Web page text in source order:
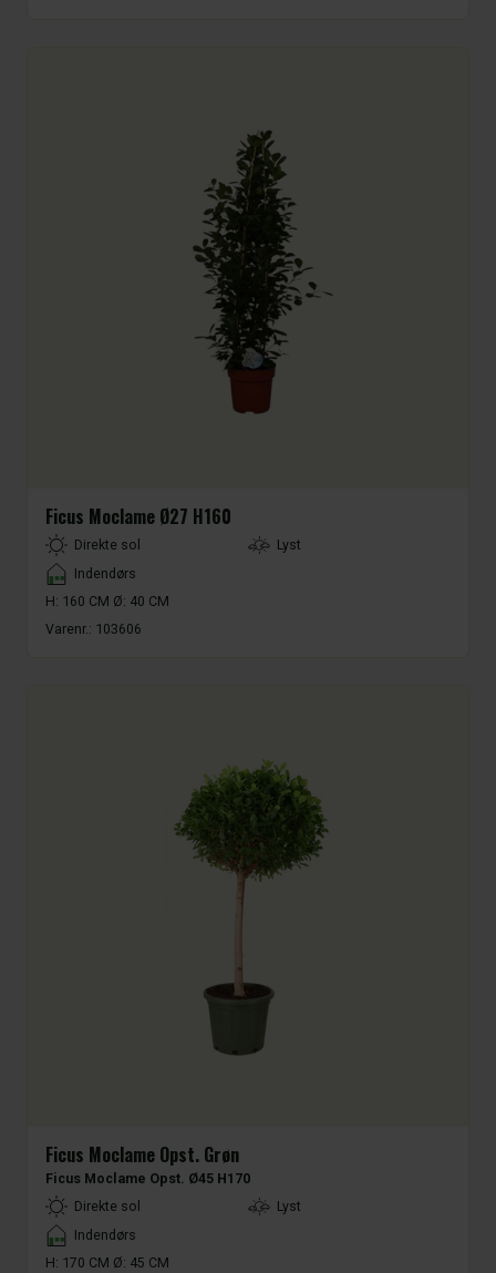
Ficus Moclame Ø27 H160
LightTypeDirekte sol
Lyst
Placement
Indendørs
H: 160 CM Ø: 40 CM
Varenr.: 103606
Ficus Moclame Opst. Grøn
Ficus Moclame Opst. Ø45 H170
LightTypeDirekte sol
Lyst
Placement
Indendørs
H: 170 CM Ø: 45 CM